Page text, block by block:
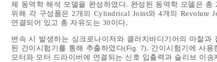
체 동역학 해석 모델을 완성하였다. 완성된 동역학 모델은
위해 각 구성품은 2개의 Cylindrical Joint와 4개의 Revolute
연결되어 있고 총 자유도는 30이다.
변속 시 발생하는 싱크로나이저와 클러치바디기어의 마찰
된 간이시험기를 통해 추출하였다( Fig. 7). 간이시험기에 사용
모터와 모터 드라이버에 연결되는 신호 입출력과 슬리브 이